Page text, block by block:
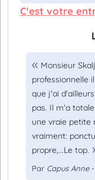
C'est votre
Monsieur
professionnelle
que j'ai
pas. Il m'a
une vraie petite
vraiment:
propre,...Le top.
Par Capus Anne-